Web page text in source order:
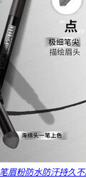
眉粉防水防汗持久